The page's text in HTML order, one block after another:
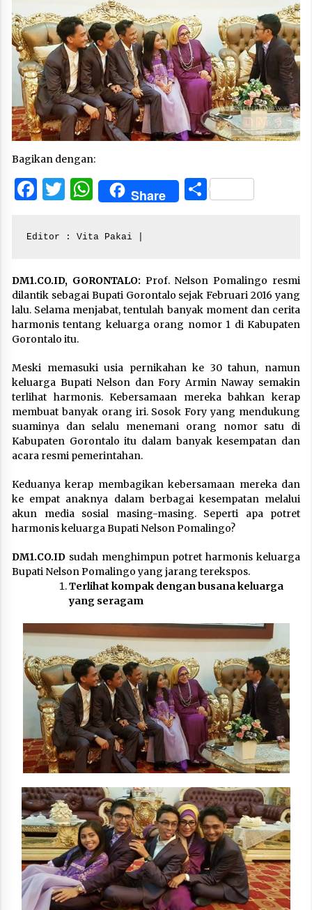
Bagikan dengan:
Facebook
Twitter
WhatsApp
Share Share
Editor : Vita Pakai |
DM1.CO.ID, GORONTALO: Prof. Nelson Pomalingo resmi
dilantik sebagai Bupati Gorontalo sejak Februari 2016 yang
lalu. Selama menjabat, tentulah banyak moment dan cerita
harmonis tentang keluarga orang nomor 1 di Kabupaten
Gorontalo itu.
Meski memasuki usia pernikahan ke 30 tahun, namun
keluarga Bupati Nelson dan Fory Armin Naway semakin
terlihat harmonis. Kebersamaan mereka bahkan kerap
membuat banyak orang iri. Sosok Fory yang mendukung
suaminya dan selalu menemani orang nomor satu di
Kabupaten Gorontalo itu dalam banyak kesempatan dan
acara resmi pemerintahan.
Keduanya kerap membagikan kebersamaan mereka dan
ke empat anaknya dalam berbagai kesempatan melalui
akun media sosial masing-masing. Seperti apa potret
harmonis keluarga Bupati Nelson Pomalingo?
DM1.CO.ID sudah menghimpun potret harmonis keluarga
Bupati Nelson Pomalingo yang jarang terekspos.
Terlihat kompak dengan busana keluarga
yang seragam